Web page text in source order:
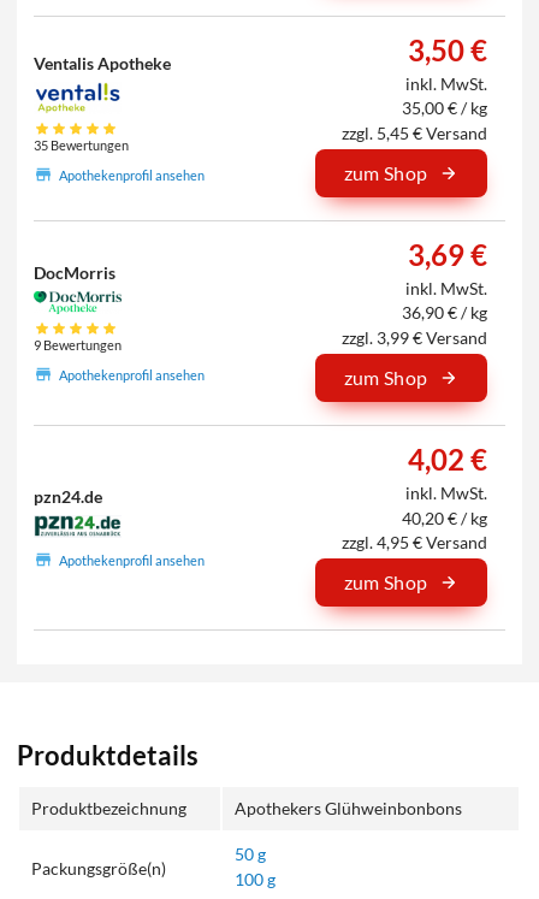
Ventalis Apotheke
35 Bewertungen
Apothekenprofil ansehen
3,50 €
inkl. MwSt.
35,00 € / kg
zzgl. 5,45 € Versand
zum Shop
DocMorris
9 Bewertungen
Apothekenprofil ansehen
3,69 €
inkl. MwSt.
36,90 € / kg
zzgl. 3,99 € Versand
zum Shop
pzn24.de
Apothekenprofil ansehen
4,02 €
inkl. MwSt.
40,20 € / kg
zzgl. 4,95 € Versand
zum Shop
Produktdetails
Produktbezeichnung Apothekers Glühweinbonbons
Packungsgröße(n)
50 g
100 g